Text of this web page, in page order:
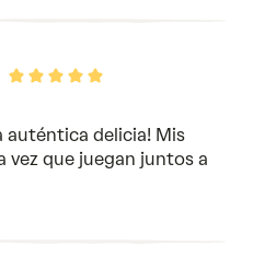
Rated
auténtica delicia! Mis
vez que juegan juntos a